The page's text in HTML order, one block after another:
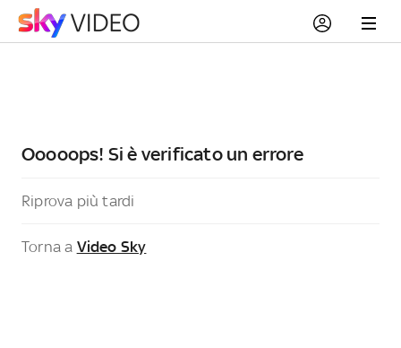
Ooooops! Si è verificato un errore
Riprova più tardi
Torna a Video Sky